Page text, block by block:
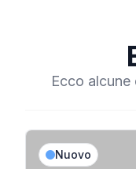
Ecco alcune
Nuovo